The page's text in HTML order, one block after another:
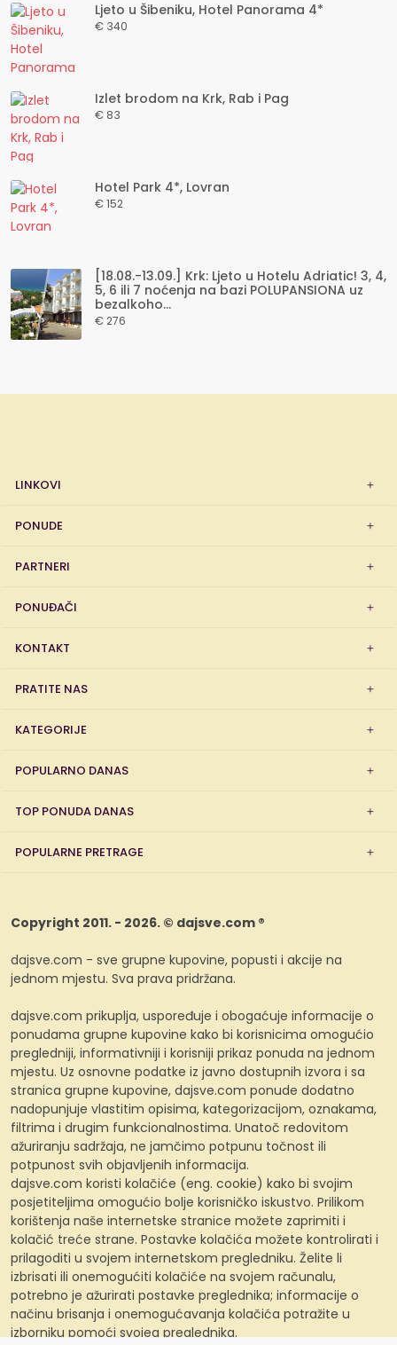
Ljeto u Šibeniku, Hotel Panorama 4*
€ 340
Izlet brodom na Krk, Rab i Pag
€ 83
Hotel Park 4*, Lovran
€ 152
[18.08.-13.09.] Krk: Ljeto u Hotelu Adriatic! 3, 4,
5, 6 ili 7 noćenja na bazi POLUPANSIONA uz
bezalkoho...
€ 276
LINKOVI
PONUDE
PARTNERI
PONUĐAČI
KONTAKT
PRATITE NAS
KATEGORIJE
POPULARNO DANAS
TOP PONUDA DANAS
POPULARNE PRETRAGE
Copyright 2011. - 2026. © dajsve.com ®
dajsve.com - sve grupne kupovine, popusti i akcije na
jednom mjestu. Sva prava pridržana.
dajsve.com prikuplja, uspoređuje i obogaćuje informacije o
ponudama grupne kupovine kako bi korisnicima omogućio
pregledniji, informativniji i korisniji prikaz ponuda na jednom
mjestu. Uz osnovne podatke iz javno dostupnih izvora i sa
stranica grupne kupovine, dajsve.com ponude dodatno
nadopunjuje vlastitim opisima, kategorizacijom, oznakama,
filtrima i drugim funkcionalnostima. Unatoč redovitom
ažuriranju sadržaja, ne jamčimo potpunu točnost ili
potpunost svih objavljenih informacija.
dajsve.com koristi kolačiće (eng. cookie) kako bi svojim
posjetiteljima omogućio bolje korisničko iskustvo. Prilikom
korištenja naše internetske stranice možete zaprimiti i
kolačić treće strane. Postavke kolačića možete kontrolirati i
prilagoditi u svojem internetskom pregledniku. Želite li
izbrisati ili onemogućiti kolačiće na svojem računalu,
potrebno je ažurirati postavke preglednika; informacije o
načinu brisanja i onemogućavanja kolačića potražite u
izborniku pomoći svojeg preglednika.